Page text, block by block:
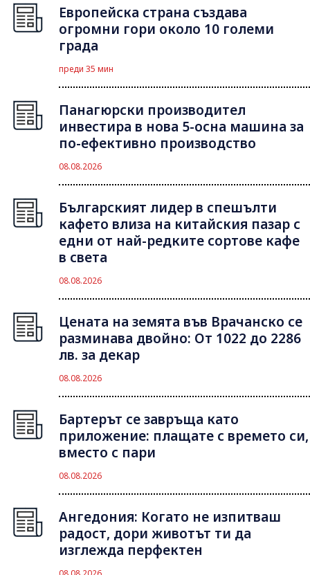
Европейска страна създава
огромни гори около 10 големи
града
преди 35 мин
Панагюрски производител
инвестира в нова 5-осна машина за
по-ефективно производство
08.08.2026
Българският лидер в спешълти
кафето влиза на китайския пазар с
едни от най-редките сортове кафе
в света
08.08.2026
Цената на земята във Врачанско се
разминава двойно: От 1022 до 2286
лв. за декар
08.08.2026
Бартерът се завръща като
приложение: плащате с времето си,
вместо с пари
08.08.2026
Ангедония: Когато не изпитваш
радост, дори животът ти да
изглежда перфектен